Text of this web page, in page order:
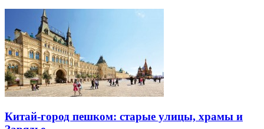
Китай-город пешком: старые улицы, храмы и